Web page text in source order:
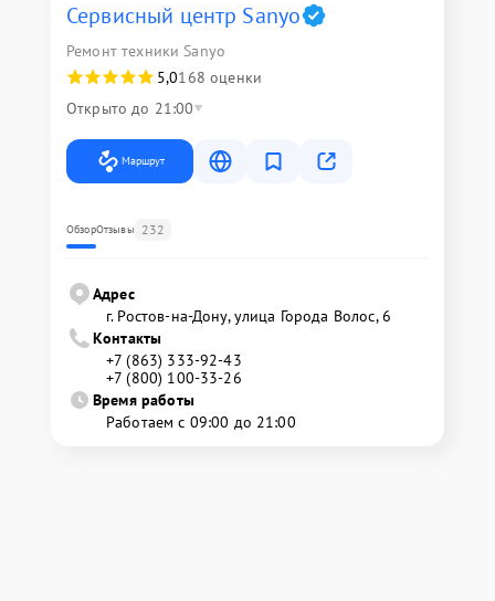
Сервисный центр Sanyo
Ремонт техники Sanyo
5,0168 оценки
Открыто до 21:00
Маршрут
ОбзорОтзывы 232
Адрес
г. Ростов-на-Дону, улица Города Волос, 6
Контакты
+7 (863) 333-92-43
+7 (800) 100-33-26
Время работы
Работаем с 09:00 до 21:00